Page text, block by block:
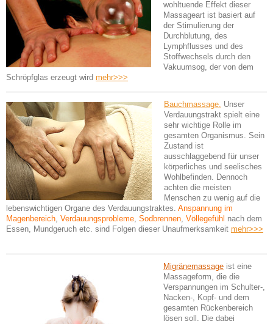
wohltuende Effekt dieser
Massageart ist basiert auf
der Stimulierung der
Durchblutung, des
Lymphflusses und des
Stoffwechsels durch den
Vakuumsog, der von dem
Schröpfglas erzeugt wird mehr>>>
Bauchmassage. Unser
Verdauungstrakt spielt eine
sehr wichtige Rolle im
gesamten Organismus. Sein
Zustand ist
ausschlaggebend für unser
körperliches und seelisches
Wohlbefinden. Dennoch
achten die meisten
Menschen zu wenig auf die
lebenswichtigen Organe des Verdauungstraktes. Anspannung im
Magenbereich, Verdauungsprobleme, Sodbrennen, Völlegefühl nach dem
Essen, Mundgeruch etc. sind Folgen dieser Unaufmerksamkeit mehr>>>
Migränemassage ist eine
Massageform, die die
Verspannungen im Schulter-,
Nacken-, Kopf- und dem
gesamten Rückenbereich
lösen soll. Die dabei